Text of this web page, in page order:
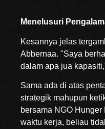
Menelusuri
Kesannya jelas
Abbernaa. "Saya
dalam apa jua
Sama ada di atas pentas atau dalam
strategik mahupun
bersama NGO
waktu kerja, beliau